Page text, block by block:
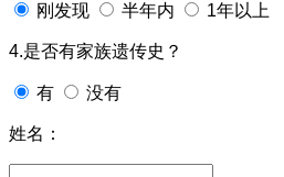
刚发现 半年内 1年以上
4.是否有家族遗传史？
有 没有
姓名：